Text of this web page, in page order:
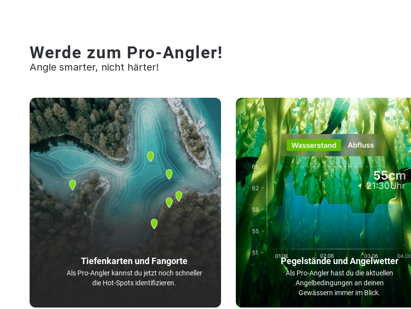
Werde zum Pro-Angler!
Angle smarter, nicht härter!
Tiefenkarten und Fangorte
Als Pro-Angler kannst du jetzt noch schneller
die Hot-Spots identifizieren.
Pegelstände und Angelwetter
Als Pro-Angler hast du die aktuellen
Angelbedingungen an deinen
Gewässern immer im Blick.